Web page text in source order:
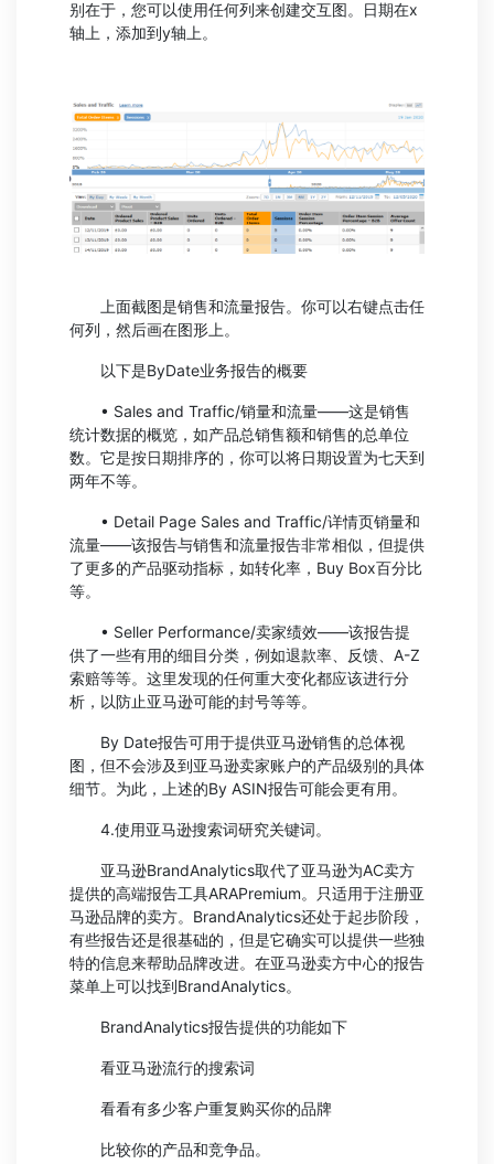
别在于，您可以使用任何列来创建交互图。日期在x
轴上，添加到y轴上。
上面截图是销售和流量报告。你可以右键点击任
何列，然后画在图形上。
以下是ByDate业务报告的概要
• Sales and Traffic/销量和流量——这是销售
统计数据的概览，如产品总销售额和销售的总单位
数。它是按日期排序的，你可以将日期设置为七天到
两年不等。
• Detail Page Sales and Traffic/详情页销量和
流量——该报告与销售和流量报告非常相似，但提供
了更多的产品驱动指标，如转化率，Buy Box百分比
等。
• Seller Performance/卖家绩效——该报告提
供了一些有用的细目分类，例如退款率、反馈、A-Z
索赔等等。这里发现的任何重大变化都应该进行分
析，以防止亚马逊可能的封号等等。
By Date报告可用于提供亚马逊销售的总体视
图，但不会涉及到亚马逊卖家账户的产品级别的具体
细节。为此，上述的By ASIN报告可能会更有用。
4.使用亚马逊搜索词研究关键词。
亚马逊BrandAnalytics取代了亚马逊为AC卖方
提供的高端报告工具ARAPremium。只适用于注册亚
马逊品牌的卖方。BrandAnalytics还处于起步阶段，
有些报告还是很基础的，但是它确实可以提供一些独
特的信息来帮助品牌改进。在亚马逊卖方中心的报告
菜单上可以找到BrandAnalytics。
BrandAnalytics报告提供的功能如下
看亚马逊流行的搜索词
看看有多少客户重复购买你的品牌
比较你的产品和竞争品。